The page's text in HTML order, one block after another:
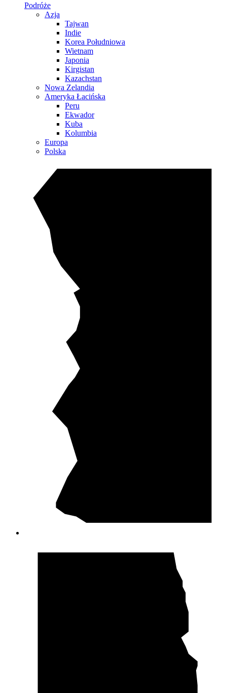
Podróże
Azja
Tajwan
Indie
Korea Południowa
Wietnam
Japonia
Kirgistan
Kazachstan
Nowa Zelandia
Ameryka Łacińska
Peru
Ekwador
Kuba
Kolumbia
Europa
Polska